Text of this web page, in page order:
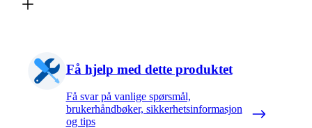
Få hjelp med dette produktet
Få svar på vanlige spørsmål,
brukerhåndbøker, sikkerhetsinformasjon
og tips